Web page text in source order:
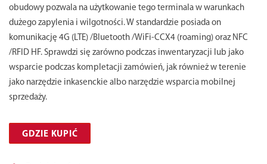
obudowy pozwala na użytkowanie tego terminala w warunkach
dużego zapylenia i wilgotności. W standardzie posiada on
komunikację 4G (LTE) /Bluetooth /WiFi-CCX4 (roaming) oraz NFC
/RFID HF. Sprawdzi się zarówno podczas inwentaryzacji lub jako
wsparcie podczas kompletacji zamówień, jak również w terenie
jako narzędzie inkasenckie albo narzędzie wsparcia mobilnej
sprzedaży.
GDZIE KUPIĆ